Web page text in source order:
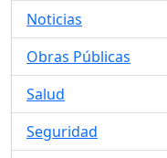
Noticias
Obras Públicas
Salud
Seguridad